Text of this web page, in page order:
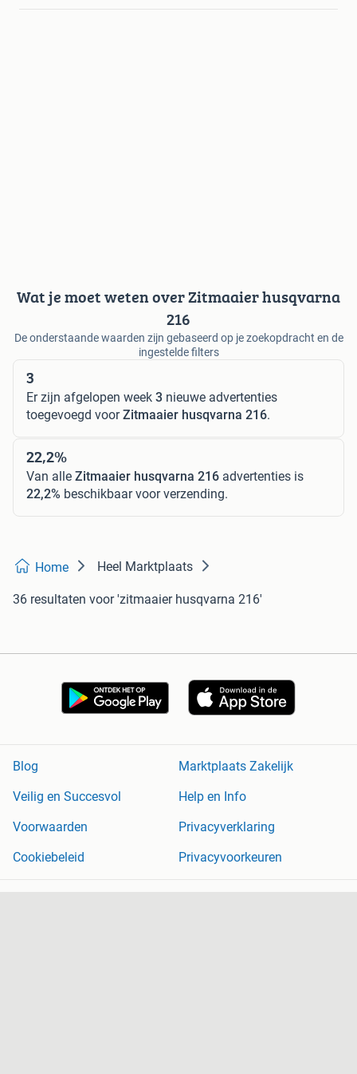
Wat je moet weten over Zitmaaier husqvarna
216
De onderstaande waarden zijn gebaseerd op je zoekopdracht en de
ingestelde filters
3
Er zijn afgelopen week 3 nieuwe advertenties
toegevoegd voorZitmaaier husqvarna 216.
22,2%
Van alle Zitmaaier husqvarna 216 advertenties is
22,2% beschikbaar voor verzending.
Home Heel Marktplaats
36 resultaten voor 'zitmaaier husqvarna 216'
Blog
Marktplaats Zakelijk
Veilig en Succesvol
Help en Info
Voorwaarden
Privacyverklaring
Cookiebeleid
Privacyvoorkeuren